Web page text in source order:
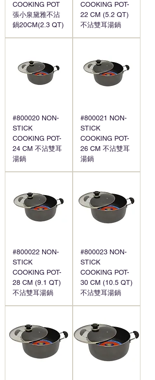
COOKING POT
張小泉黛雅不沾
鍋20CM(2.3 QT)
COOKING POT-
22 CM (5.2 QT)
不沾雙耳湯鍋
#800020 NON-
STICK
COOKING POT-
24 CM 不沾雙耳
湯鍋
#800021 NON-
STICK
COOKING POT-
26 CM 不沾雙耳
湯鍋
#800022 NON-
STICK
COOKING POT-
28 CM (9.1 QT)
不沾雙耳湯鍋
#800023 NON-
STICK
COOKING POT-
30 CM (10.5 QT)
不沾雙耳湯鍋